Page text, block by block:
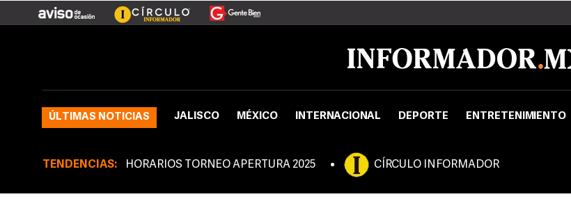
ÚLTIMAS NOTICIAS JALISCO MÉXICO INTERNACIONAL DEPORTE ENTRETENIMIENTO
TENDENCIAS: HORARIOS TORNEO APERTURA 2025 CÍRCULO INFORMADOR